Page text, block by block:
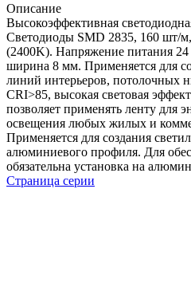
Описание
Высокоэффективная
Светодиоды SMD 2835, 160 шт/м,
(2400K). Напряжение питания
ширина 8 мм. Применяется для
линий интерьеров, потолочных
CRI>85, высокая световая
позволяет применять ленту для
освещения любых жилых и
Применяется для создания
алюминиевого профиля. Для
обязательна установка на
Страница серии